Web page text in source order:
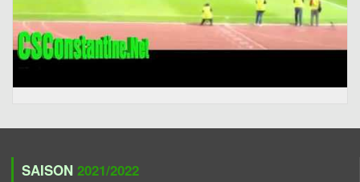
SAISON 2021/2022